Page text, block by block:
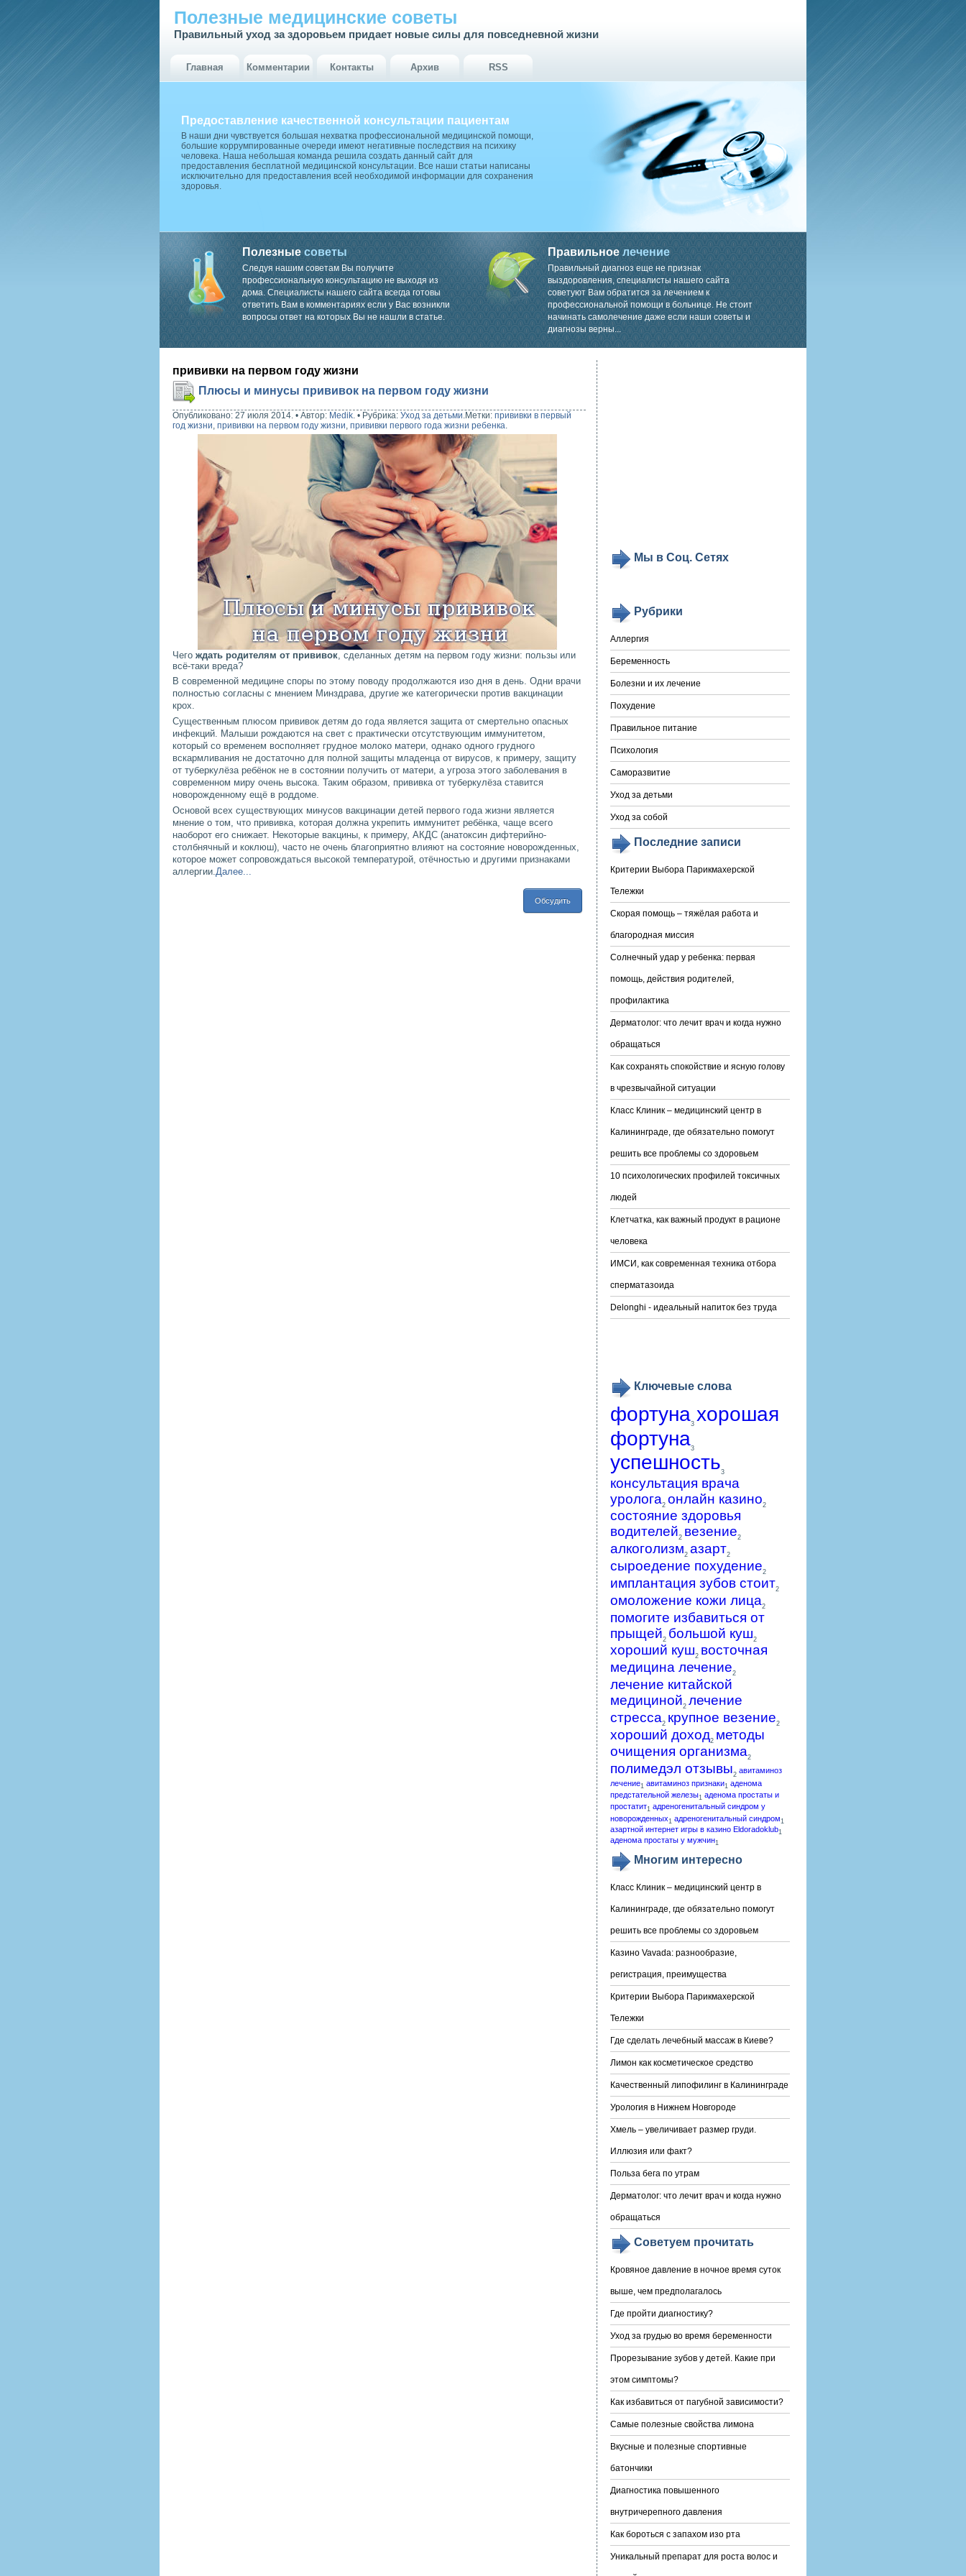
Полезные медицинские советы
Правильный уход за здоровьем придает новые силы для повседневной жизни
Главная Комментарии Контакты Архив RSS
Предоставление качественной консультации пациентам
В наши дни чувствуется большая нехватка профессиональной медицинской помощи,
большие коррумпированные очереди имеют негативные последствия на психику
человека. Наша небольшая команда решила создать данный сайт для
предоставления бесплатной медицинской консультации. Все наши статьи написаны
исключительно для предоставления всей необходимой информации для сохранения
здоровья.
Полезныесоветы
Следуя нашим советам Вы получите
профессиональную консультацию не выходя из
дома. Специалисты нашего сайта всегда готовы
ответить Вам в комментариях если у Вас возникли
вопросы ответ на которых Вы не нашли в статье.
Правильное лечение
Правильный диагноз еще не признак
выздоровления, специалисты нашего сайта
советуют Вам обратится за лечением к
профессиональной помощи в больнице. Не стоит
начинать самолечение даже если наши советы и
диагнозы верны...
прививки на первом году жизни
Плюсы и минусы прививок на первом году жизни
Опубликовано: 27 июля 2014. • Автор: Medik. • Рубрика: Уход за детьми.Метки: прививки в первый
год жизни, прививки на первом году жизни, прививки первого года жизни ребенка.
Чего ждать родителям от прививок, сделанных детям на первом году жизни: пользы или
всё-таки вреда?
В современной медицине споры по этому поводу продолжаются изо дня в день. Одни врачи
полностью согласны с мнением Минздрава, другие же категорически против вакцинации
крох.
Существенным плюсом прививок детям до года является защита от смертельно опасных
инфекций. Малыши рождаются на свет с практически отсутствующим иммунитетом,
который со временем восполняет грудное молоко матери, однако одного грудного
вскармливания не достаточно для полной защиты младенца от вирусов, к примеру, защиту
от туберкулёза ребёнок не в состоянии получить от матери, а угроза этого заболевания в
современном миру очень высока. Таким образом, прививка от туберкулёза ставится
новорожденному ещё в роддоме.
Основой всех существующих минусов вакцинации детей первого года жизни является
мнение о том, что прививка, которая должна укрепить иммунитет ребёнка, чаще всего
наоборот его снижает. Некоторые вакцины, к примеру, АКДС (анатоксин дифтерийно-
столбнячный и коклюш), часто не очень благоприятно влияют на состояние новорожденных,
которое может сопровождаться высокой температурой, отёчностью и другими признаками
аллергии.Далее...
Обсудить
Мы в Соц. Сетях
Рубрики
Аллергия
Беременность
Болезни и их лечение
Похудение
Правильное питание
Психология
Саморазвитие
Уход за детьми
Уход за собой
Последние записи
Критерии Выбора Парикмахерской
Тележки
Скорая помощь – тяжёлая работа и
благородная миссия
Солнечный удар у ребенка: первая
помощь, действия родителей,
профилактика
Дерматолог: что лечит врач и когда нужно
обращаться
Как сохранять спокойствие и ясную голову
в чрезвычайной ситуации
Класс Клиник – медицинский центр в
Калининграде, где обязательно помогут
решить все проблемы со здоровьем
10 психологических профилей токсичных
людей
Клетчатка, как важный продукт в рационе
человека
ИМСИ, как современная техника отбора
сперматазоида
Delonghi - идеальный напиток без труда
Ключевые слова
фортуна3 хорошая
фортуна3
успешность3
консультация врача
уролога2 онлайн казино2
состояние здоровья
водителей2 везение2
алкоголизм2 азарт2
сыроедение похудение2
имплантация зубов стоит2
омоложение кожи лица2
помогите избавиться от
прыщей2 большой куш2
хороший куш2 восточная
медицина лечение2
лечение китайской
медициной2 лечение
стресса2 крупное везение2
хороший доход2 методы
очищения организма2
полимедэл отзывы2 авитаминоз
лечение1 авитаминоз признаки1 аденома
предстательной железы1 аденома простаты и
простатит1 адреногенитальный синдром у
новорожденных 1 адреногенитальный синдром 1
азартной интернет игры в казино Eldoradoklub1
аденома простаты у мужчин1
Многим интересно
Класс Клиник – медицинский центр в
Калининграде, где обязательно помогут
решить все проблемы со здоровьем
Казино Vavada: разнообразие,
регистрация, преимущества
Критерии Выбора Парикмахерской
Тележки
Где сделать лечебный массаж в Киеве?
Лимон как косметическое средство
Качественный липофилинг в Калининграде
Урология в Нижнем Новгороде
Хмель – увеличивает размер груди.
Иллюзия или факт?
Польза бега по утрам
Дерматолог: что лечит врач и когда нужно
обращаться
Советуем прочитать
Кровяное давление в ночное время суток
выше, чем предполагалось
Где пройти диагностику?
Уход за грудью во время беременности
Прорезывание зубов у детей. Какие при
этом симптомы?
Как избавиться от пагубной зависимости?
Самые полезные свойства лимона
Вкусные и полезные спортивные
батончики
Диагностика повышенного
внутричерепного давления
Как бороться с запахом изо рта
Уникальный препарат для роста волос и